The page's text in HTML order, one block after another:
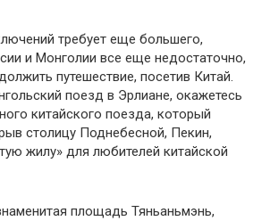
требует еще большего,
и Монголии все еще недостаточно,
путешествие, посетив Китай.
поезд в Эрлиане, окажетесь
китайского поезда, который
столицу Поднебесной, Пекин,
жилу» для любителей китайской
площадь Тяньаньмэнь,